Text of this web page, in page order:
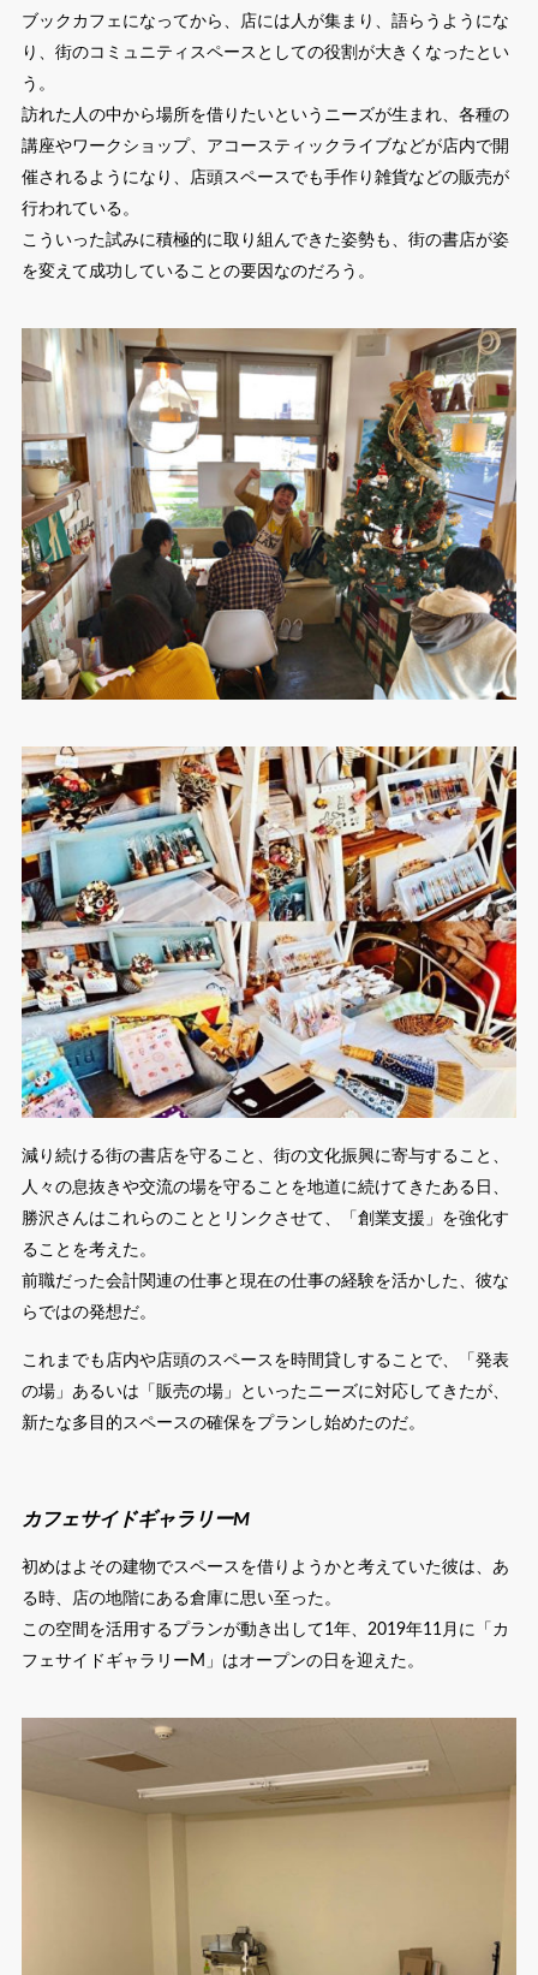
ブックカフェになってから、店には人が集まり、語らうようにな
り、街のコミュニティスペースとしての役割が大きくなったとい
う。
訪れた人の中から場所を借りたいというニーズが生まれ、各種の
講座やワークショップ、アコースティックライブなどが店内で開
催されるようになり、店頭スペースでも手作り雑貨などの販売が
行われている。
こういった試みに積極的に取り組んできた姿勢も、街の書店が姿
を変えて成功していることの要因なのだろう。
減り続ける街の書店を守ること、街の文化振興に寄与すること、
人々の息抜きや交流の場を守ることを地道に続けてきたある日、
勝沢さんはこれらのこととリンクさせて、「創業支援」を強化す
ることを考えた。
前職だった会計関連の仕事と現在の仕事の経験を活かした、彼な
らではの発想だ。
これまでも店内や店頭のスペースを時間貸しすることで、「発表
の場」あるいは「販売の場」といったニーズに対応してきたが、
新たな多目的スペースの確保をプランし始めたのだ。
カフェサイドギャラリーM
初めはよその建物でスペースを借りようかと考えていた彼は、あ
る時、店の地階にある倉庫に思い至った。
この空間を活用するプランが動き出して1年、2019年11月に「カ
フェサイドギャラリーM」はオープンの日を迎えた。